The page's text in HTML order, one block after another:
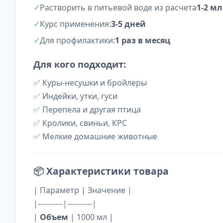
Растворить в питьевой воде из расчета1-2
Курс применения:3-5 дней
Для профилактики:1 раз в месяц
Для кого подходит:
✅ Куры-несушки и бройлеры
✅ Индейки, утки, гуси
✅ Перепела и другая птица
✅ Кролики, свиньи, КРС
✅ Мелкие домашние животные
📦Характеристики товара
| Параметр | Значение |
|----------|----------|
| Объем | 1000 мл |